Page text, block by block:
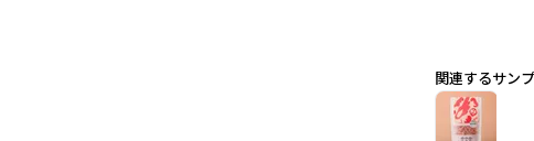
関連するサン